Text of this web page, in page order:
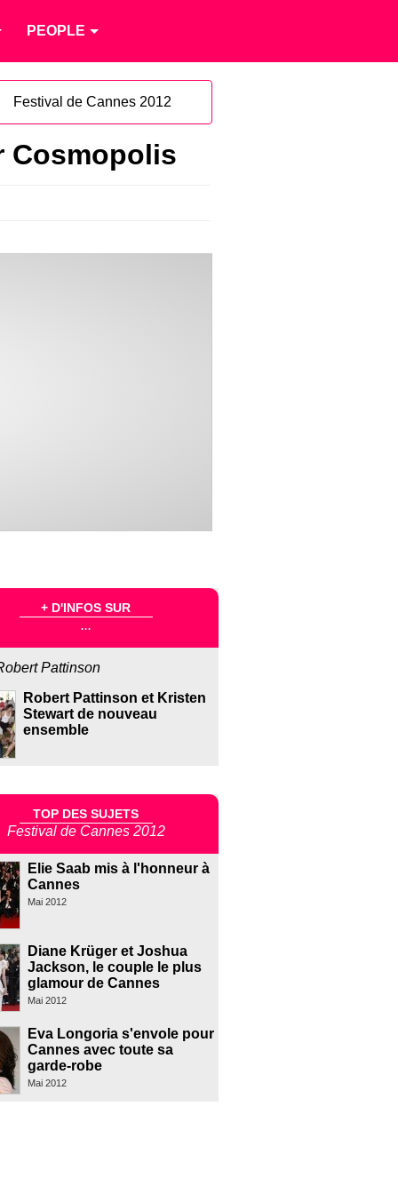
PEOPLE
Festival de Cannes 2012
Cosmopolis
+ D'INFOS SUR
...
Pattinson
Robert Pattinson et Kristen
Stewart de nouveau
ensemble
TOP DES SUJETS
Festival de Cannes 2012
Elie Saab mis à l'honneur à
Cannes
Mai 2012
Diane Krüger et Joshua
Jackson, le couple le plus
glamour de Cannes
Mai 2012
Eva Longoria s'envole pour
Cannes avec toute sa
garde-robe
Mai 2012